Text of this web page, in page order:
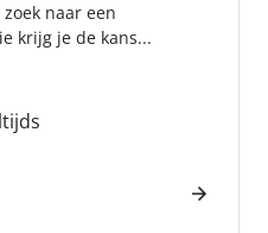
naar een
krijg je de kans...